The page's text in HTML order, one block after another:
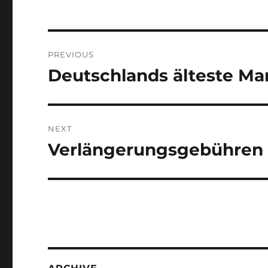
navigation
PREVIOUS
Previous
Deutschlands älteste
NEXT
Next
Verlängerungsgebühren